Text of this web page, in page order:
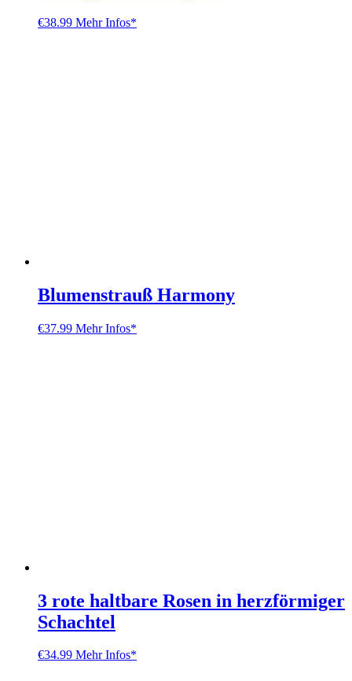
€38.99 Mehr Infos*
Blumenstrauß Harmony
€37.99 Mehr Infos*
3 rote haltbare Rosen in herzförmiger
Schachtel
€34.99 Mehr Infos*